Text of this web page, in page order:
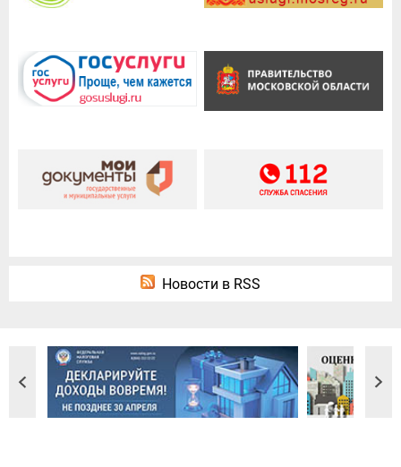
Новости в RSS